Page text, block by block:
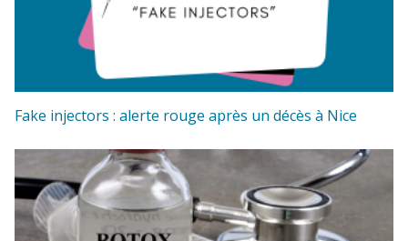
Fake injectors : alerte rouge après un décès à Nice